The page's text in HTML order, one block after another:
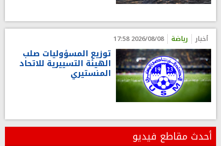
أخبار رياضة 2026/08/08 17:58
توزيع المسؤوليات صلب
الهيئة التسييرية للاتحاد
المنستيري
أحدث مقاطع فيديو